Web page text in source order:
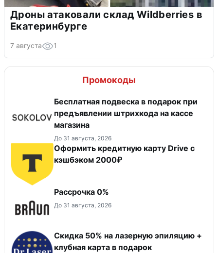
Дроны атаковали склад Wildberries в
Екатеринбурге
7 августа 1
Промокоды
Бесплатная подвеска в подарок при
предъявлении штрихкода на кассе
магазина
До 31 августа, 2026
Оформить кредитную карту Drive с
кэшбэком 2000₽
Рассрочка 0%
До 31 августа, 2026
Скидка 50% на лазерную эпиляцию +
клубная карта в подарок